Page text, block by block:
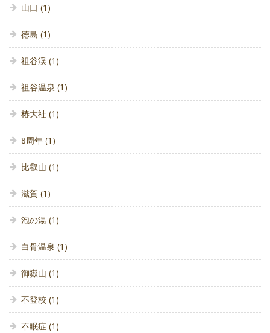
山口 (1)
徳島 (1)
祖谷渓 (1)
祖谷温泉 (1)
椿大社 (1)
8周年 (1)
比叡山 (1)
滋賀 (1)
泡の湯 (1)
白骨温泉 (1)
御嶽山 (1)
不登校 (1)
不眠症 (1)